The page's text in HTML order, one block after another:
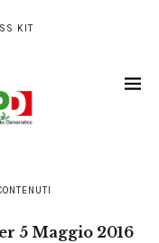
KIT
5 Maggio 2016